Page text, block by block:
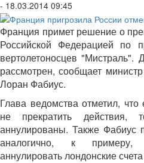
- 18.03.2014 09:45
Франция примет решение о
Российской Федерацией по
вертолетоносцев
рассмотрен, сообщает
Лоран Фабиус.
Глава ведомства отметил, что
не прекратить
аннулированы. Также Фабиус
аналогично, к примеру,
аннулировать лондонские